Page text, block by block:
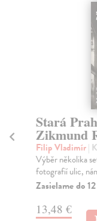
Stará
Zikmund
Filip Vladimír|
Výběr několika
fotografií ulic,
Zasielame do
13,48 €